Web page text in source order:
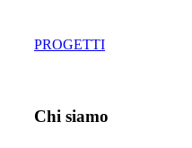
PROGETTI
Chi siamo